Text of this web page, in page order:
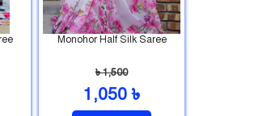
Monohor Half Silk Saree
৳ 1,500
1,050 ৳